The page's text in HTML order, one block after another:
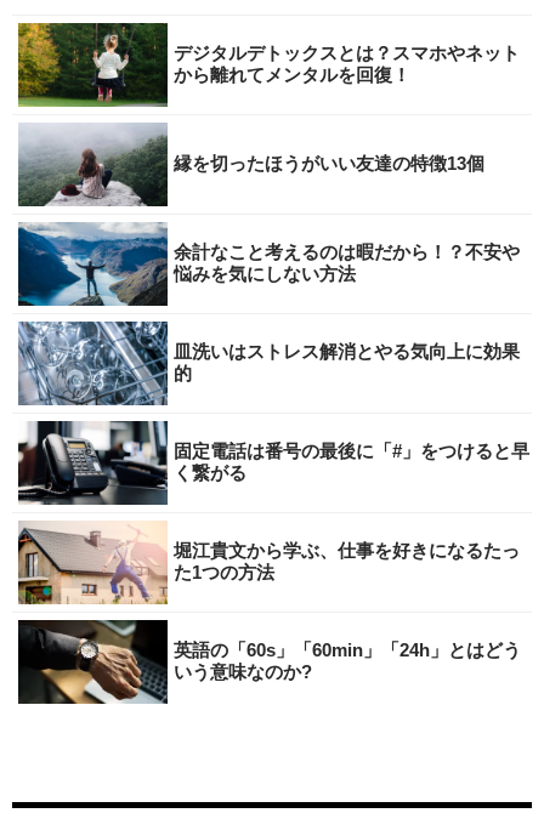
デジタルデトックスとは？スマホやネット
から離れてメンタルを回復！
縁を切ったほうがいい友達の特徴13個
余計なこと考えるのは暇だから！？不安や
悩みを気にしない方法
皿洗いはストレス解消とやる気向上に効果
的
固定電話は番号の最後に「#」をつけると早
く繋がる
堀江貴文から学ぶ、仕事を好きになるたっ
た1つの方法
英語の「60s」「60min」「24h」とはどう
いう意味なのか?